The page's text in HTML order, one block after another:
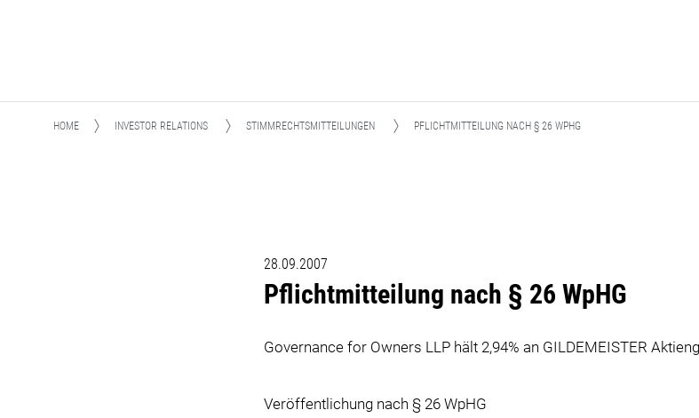
HOME INVESTOR RELATIONS STIMMRECHTSMITTEILUNGEN PFLICHTMITTEILUNG NACH § 26 WPHG
28.09.2007
Pflichtmitteilung nach § 26 WpHG
Governance for Owners LLP hält 2,94% an GILDEMEISTER
Veröffentlichung nach § 26 WpHG